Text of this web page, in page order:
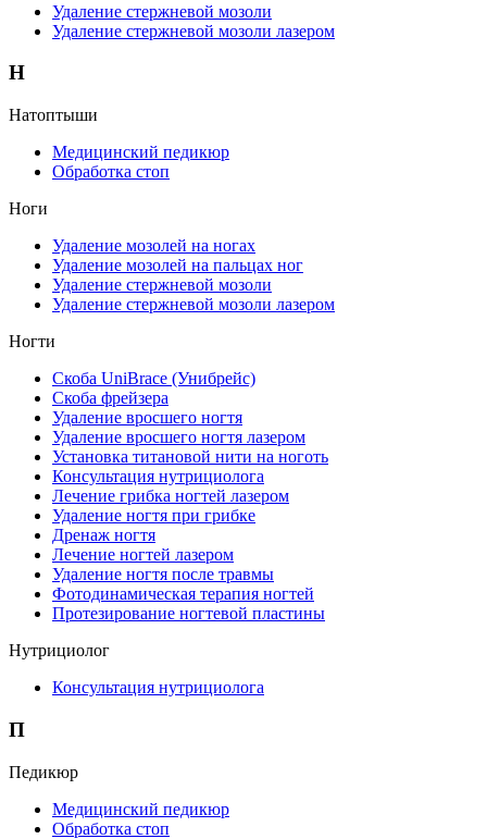
Удаление стержневой мозоли
Удаление стержневой мозоли лазером
Н
Натоптыши
Медицинский педикюр
Обработка стоп
Ноги
Удаление мозолей на ногах
Удаление мозолей на пальцах ног
Удаление стержневой мозоли
Удаление стержневой мозоли лазером
Ногти
Скоба UniBrace (Унибрейс)
Скоба фрейзера
Удаление вросшего ногтя
Удаление вросшего ногтя лазером
Установка титановой нити на ноготь
Консультация нутрициолога
Лечение грибка ногтей лазером
Удаление ногтя при грибке
Дренаж ногтя
Лечение ногтей лазером
Удаление ногтя после травмы
Фотодинамическая терапия ногтей
Протезирование ногтевой пластины
Нутрициолог
Консультация нутрициолога
П
Педикюр
Медицинский педикюр
Обработка стоп